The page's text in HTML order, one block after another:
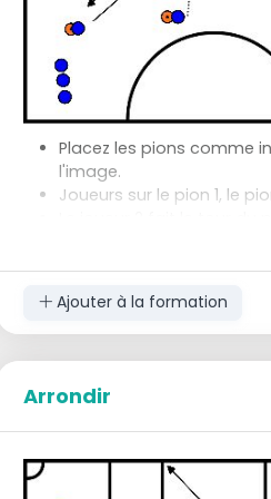
Placez les pions comme
l'image.
Joueurs sur le pion 1, le
Le joueur pion 1 joue en
pion 2 rebondit.
Le joueur pion 2 marche
1 2 ou 3 pour choisir la
Le pion du joueur 1 passe
Le pion du joueur 3 envoie
sur mesure à l'endroit
Le pion du joueur 2
Ajouter à la formation
Arrondir